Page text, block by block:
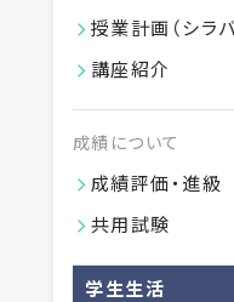
授業計画（シラ
講座紹介
成績について
成績評価・進級
共用試験
学生生活